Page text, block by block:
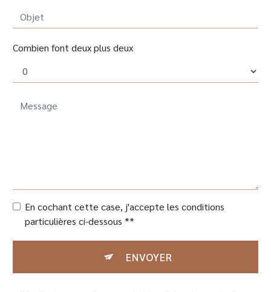
Combien font deux plus deux
En cochant cette case, j'accepte les conditions
particulières ci-dessous **
ENVOYER